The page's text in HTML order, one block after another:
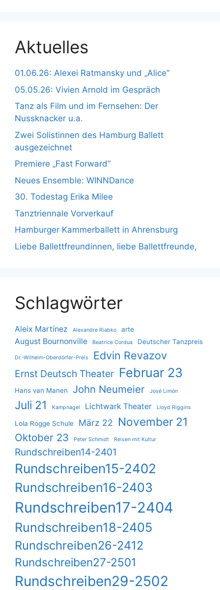
Aktuelles
01.06.26: Alexei Ratmansky und „Alice“
05.05.26: Vivien Arnold im Gespräch
Tanz als Film und im Fernsehen: Der
Nussknacker u.a.
Zwei Solistinnen des Hamburg Ballett
ausgezeichnet
Premiere „Fast Forward“
Neues Ensemble: WINNDance
30. Todestag Erika Milee
Tanztriennale Vorverkauf
Hamburger Kammerballett in Ahrensburg
Liebe Ballettfreundinnen, liebe Ballettfreunde,
Schlagwörter
Aleix Martínez Alexandre Riabko arte
August Bournonville Beatrice Cordua Deutscher Tanzpreis
Dr.-Wilhelm-Oberdörfer-Preis Edvin Revazov
Ernst Deutsch Theater Februar 23
Hans van Manen John Neumeier José Limón
Juli 21 Kampnagel Lichtwark Theater Lloyd Riggins
Lola Rogge Schule März 22 November 21
Oktober 23 Peter Schmidt Reisen mit Kultur
Rundschreiben14-2401
Rundschreiben15-2402
Rundschreiben16-2403
Rundschreiben17-2404
Rundschreiben18-2405
Rundschreiben26-2412
Rundschreiben27-2501
Rundschreiben29-2502